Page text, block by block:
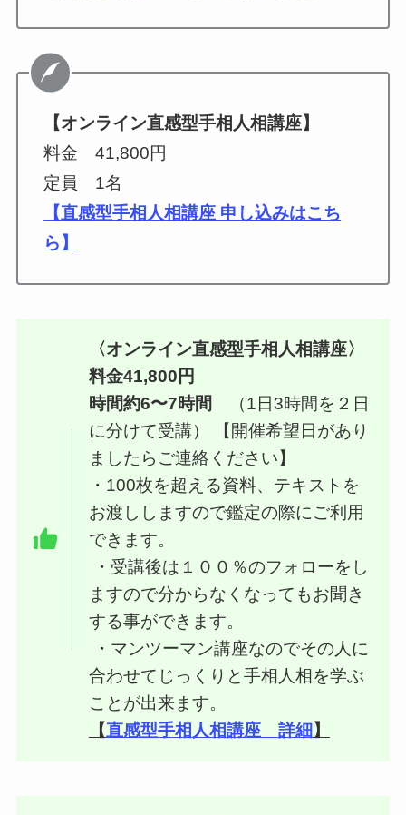
【オンライン直感型手相人相講座】
料金 41,800円
定員 1名
【直感型手相人相講座 申し込みはこち
ら】
〈オンライン直感型手相人相講座〉
料金41,800円
時間約6〜7時間 （1日3時間を２日
に分けて受講） 【開催希望日があり
ましたらご連絡ください】
・100枚を超える資料、テキストを
お渡ししますので鑑定の際にご利用
できます。
・受講後は１００％のフォローをし
ますので分からなくなってもお聞き
する事ができます。
・マンツーマン講座なのでその人に
合わせてじっくりと手相人相を学ぶ
ことが出来ます。
【直感型手相人相講座 詳細 】